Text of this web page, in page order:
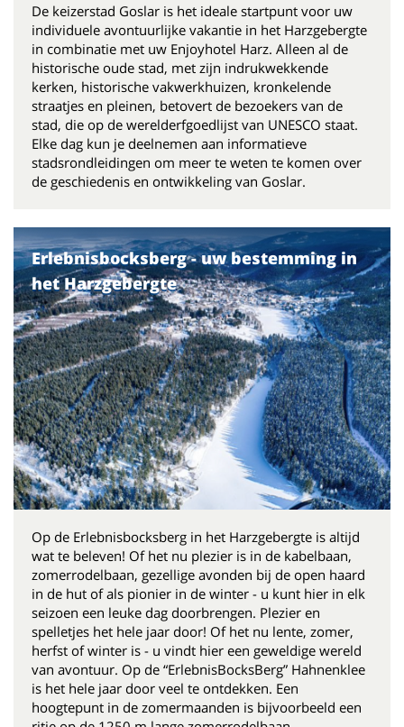
De keizerstad Goslar is het ideale startpunt voor uw
individuele avontuurlijke vakantie in het Harzgebergte
in combinatie met uw Enjoyhotel Harz. Alleen al de
historische oude stad, met zijn indrukwekkende
kerken, historische vakwerkhuizen, kronkelende
straatjes en pleinen, betovert de bezoekers van de
stad, die op de werelderfgoedlijst van UNESCO staat.
Elke dag kun je deelnemen aan informatieve
stadsrondleidingen om meer te weten te komen over
de geschiedenis en ontwikkeling van Goslar.
Erlebnisbocksberg - uw bestemming in
het Harzgebergte
Op de Erlebnisbocksberg in het Harzgebergte is altijd
wat te beleven! Of het nu plezier is in de kabelbaan,
zomerrodelbaan, gezellige avonden bij de open haard
in de hut of als pionier in de winter - u kunt hier in elk
seizoen een leuke dag doorbrengen. Plezier en
spelletjes het hele jaar door! Of het nu lente, zomer,
herfst of winter is - u vindt hier een geweldige wereld
van avontuur. Op de “ErlebnisBocksBerg” Hahnenklee
is het hele jaar door veel te ontdekken. Een
hoogtepunt in de zomermaanden is bijvoorbeeld een